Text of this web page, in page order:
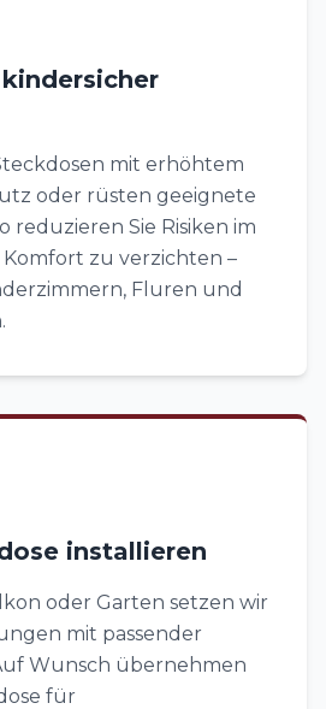
mit erhöhtem
oder rüsten geeignete
reduzieren Sie Risiken im
zu verzichten –
Fluren und
installieren
oder Garten setzen wir
mit passender
Wunsch übernehmen
für